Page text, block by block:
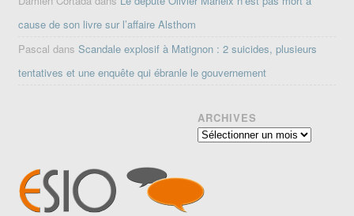
cause de son livre sur l’affaire Alsthom
Pascal dansScandale explosif à Matignon : 2 suicides, plusieurs
tentatives et une enquête qui ébranle le gouvernement
ARCHIVES
Archives